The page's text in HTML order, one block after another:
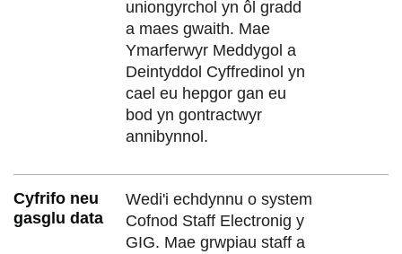
uniongyrchol yn ôl gradd
a maes gwaith. Mae
Ymarferwyr Meddygol a
Deintyddol Cyffredinol yn
cael eu hepgor gan eu
bod yn gontractwyr
annibynnol.
Cyfrifo neu
gasglu data
Wedi'i echdynnu o system
Cofnod Staff Electronig y
GIG. Mae grwpiau staff a